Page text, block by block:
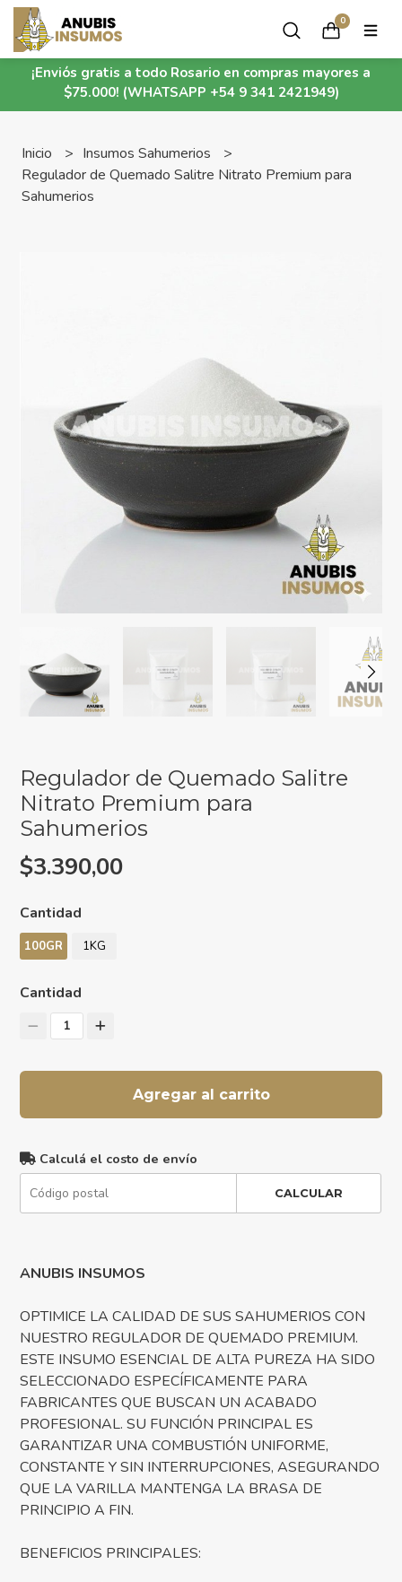
¡Enviós gratis a todo Rosario en compras mayores a
$75.000! (WHATSAPP +54 9 341 2421949)
0
Inicio
Insumos Sahumerios
Regulador de Quemado Salitre Nitrato Premium para
Sahumerios
Regulador de Quemado Salitre
Nitrato Premium para
Sahumerios
$3.390,00
Cantidad
100GR 1KG
Cantidad
1
Agregar al carrito
Calculá el costo de envío
CALCULAR
ANUBIS INSUMOS
OPTIMICE LA CALIDAD DE SUS SAHUMERIOS CON
NUESTRO REGULADOR DE QUEMADO PREMIUM.
ESTE INSUMO ESENCIAL DE ALTA PUREZA HA SIDO
SELECCIONADO ESPECÍFICAMENTE PARA
FABRICANTES QUE BUSCAN UN ACABADO
PROFESIONAL. SU FUNCIÓN PRINCIPAL ES
GARANTIZAR UNA COMBUSTIÓN UNIFORME,
CONSTANTE Y SIN INTERRUPCIONES, ASEGURANDO
QUE LA VARILLA MANTENGA LA BRASA DE
PRINCIPIO A FIN.
BENEFICIOS PRINCIPALES: